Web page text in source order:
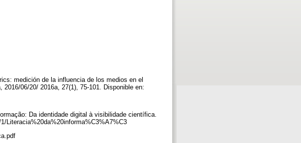
medición de la influencia de los medios en el
06/20/ 2016a, 27(1), 75-101. Disponible en:
Da identidade digital à visibilidade científica.
Literacia%20da%20informa%C3%A7%C3